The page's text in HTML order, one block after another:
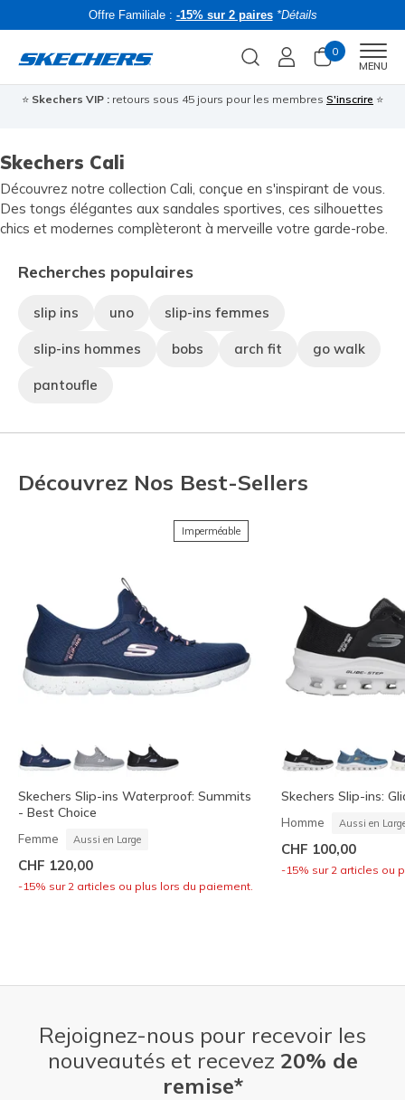
Offre Familiale : -15% sur 2 paires *Détails
0
MENU
⭐ Skechers VIP : retours sous 45 jours pour les membres S'inscrire ⭐
Skechers Cali
Découvrez notre collection Cali, conçue en s'inspirant de vous.
Des tongs élégantes aux sandales sportives, ces silhouettes
chics et modernes complèteront à merveille votre garde-robe.
Recherches populaires
slip ins uno slip-ins femmes
slip-ins hommes bobs arch fit go walk
pantoufle
Découvrez Nos Best-Sellers
Imperméable
Skechers Slip-ins Waterproof: Summits
- Best Choice
Femme Aussi en Large
CHF 120,00
-15% sur 2 articles ou plus lors du paiement.
Skechers Slip-ins:
Homme Aussi en
CHF 100,00
-15% sur 2 articles ou
Rejoignez-nous pour recevoir les
nouveautés et recevez 20% de
remise*